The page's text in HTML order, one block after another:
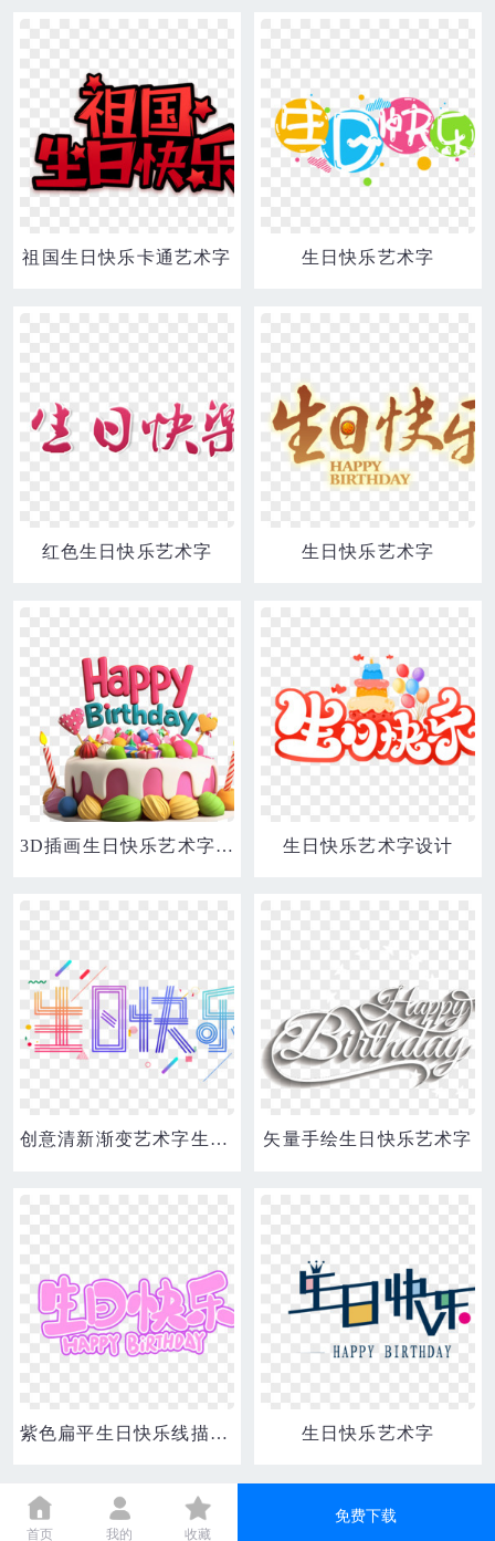
祖国生日快乐卡通艺术字 生日快乐艺术字
红色生日快乐艺术字 生日快乐艺术字
3D插画生日快乐艺术字和生日蛋糕免抠元素 生日快乐艺术字设计
创意清新渐变艺术字生日快乐元素 矢量手绘生日快乐艺术字
紫色扁平生日快乐线描艺术字设计 生日快乐艺术字
首页 我的 收藏
免费下载